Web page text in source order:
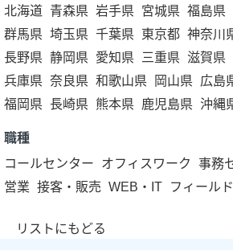
北海道 青森県 岩手県 宮城県 福島県
群馬県 埼玉県 千葉県 東京都 神奈川
長野県 静岡県 愛知県 三重県 滋賀県
兵庫県 奈良県 和歌山県 岡山県 広島
福岡県 長崎県 熊本県 鹿児島県 沖縄
職種
コールセンター
オフィスワーク 事務
営業 接客・販売 WEB・IT フィール
リストにもどる